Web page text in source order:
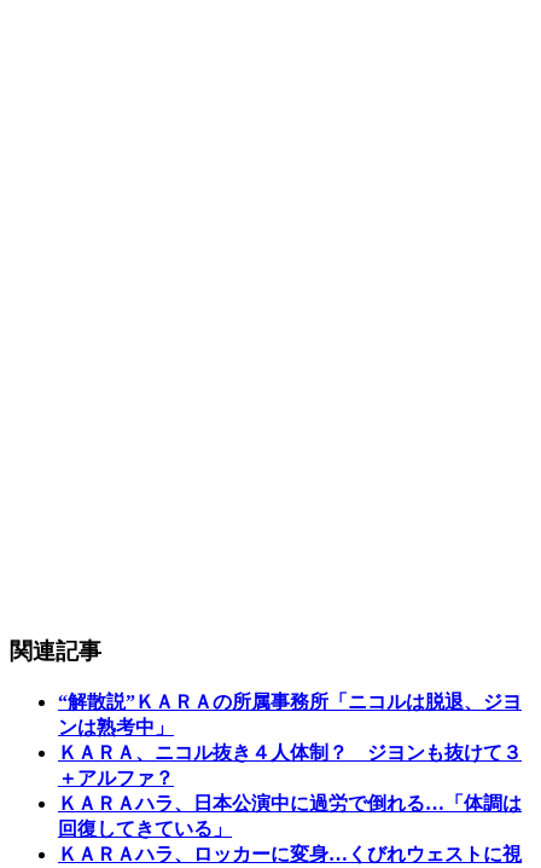
関連記事
“解散説”ＫＡＲＡの所属事務所「ニコルは脱退、ジヨ
ンは熟考中」
ＫＡＲＡ、ニコル抜き４人体制？ ジヨンも抜けて３
＋アルファ？
ＫＡＲＡハラ、日本公演中に過労で倒れる…「体調は
回復してきている」
ＫＡＲＡハラ、ロッカーに変身…くびれウェストに視